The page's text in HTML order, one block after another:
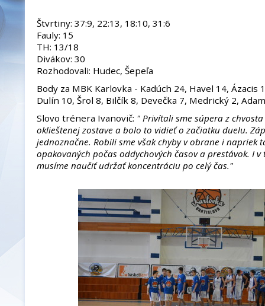
Štvrtiny: 37:9, 22:13, 18:10, 31:6
Fauly: 15
TH: 13/18
Divákov: 30
Rozhodovali: Hudec, Šepeľa
Body za MBK Karlovka - Kadúch 24, Havel 14, Ázacis
Dulín 10, Šrol 8, Bilčík 8, Devečka 7, Medrický 2,
Slovo trénera Ivanovič: " Privítali sme súpera z
oklieštenej zostave a bolo to vidieť o začiatku duelu.
jednoznačne. Robili sme však chyby v obrane i napriek
opakovaných počas oddychových časov a prestávok. I
musíme naučiť udržať koncentráciu po celý čas."